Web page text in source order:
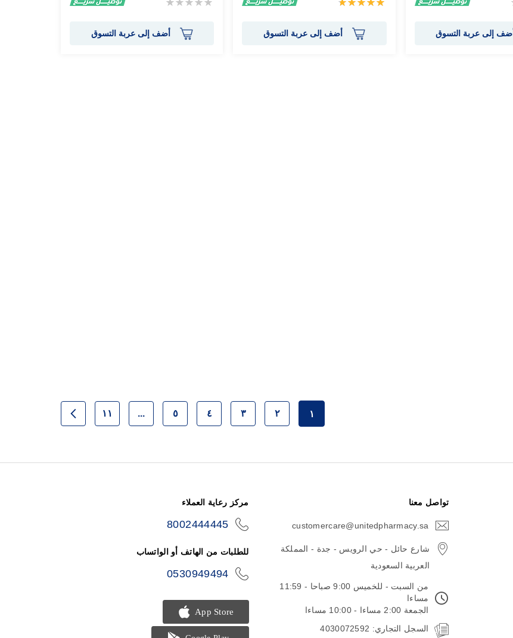
أضف إلى عربة التسوق أضف إلى عربة التسوق أضف إلى عربة التسوق
حاليا انت تقرأ الصفحة١ حقيبة٢ حقيبة٣ حقيبة٤ حقيبة٥ ... حقيبة١١ حقيبة
التالي
تواصل معنا
customercare@unitedpharmacy.sa
شارع حائل - حي الرويس - جدة - المملكة
العربية السعودية
من السبت - للخميس 9:00 صباحا - 11:59
مساءا
الجمعة 2:00 مساءا - 10:00 مساءا
السجل التجاري: 4030072592
مركز رعاية العملاء
8002444445
للطلبات من الهاتف أو الواتساب
0530949494